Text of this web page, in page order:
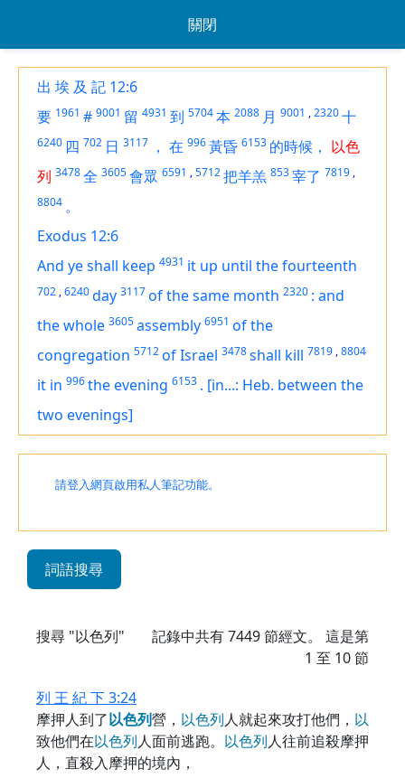
關閉
出 埃 及 記 12:6
要 1961 # 9001 留 4931 到 5704本 2088 月 9001 ,2320十
6240 四 702 日 3117 ， 在 996黃昏 6153 的時候， 以色
列 3478全 3605會眾 6591 ,5712把羊羔 853宰了 7819 ,
8804 。
Exodus 12:6
And ye shall keep 4931 it up until the fourteenth
702 ,6240day 3117of the same month 2320 : and
the whole 3605assembly 6951 of the
congregation 5712of Israel 3478shall kill 7819 ,8804
it in 996the evening 6153 . [in...: Heb. between the
two evenings]
請登入網頁啟用私人筆記功能。
詞語搜尋
搜尋 "以色列" 記錄中共有7449節經文。 這是第
1 至 10 節
列 王 紀 下 3:24
摩押人到了以色列營， 以色列人就起來攻打他們， 以
致他們在以色列人面前逃跑。 以色列人往前追殺摩押
人，直殺入摩押的境內，